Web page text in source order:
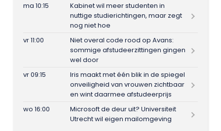
ma 10:15
Kabinet wil meer studenten in
nuttige studierichtingen, maar zegt
nog niet hoe
vr 11:00
Niet overal code rood op Avans:
sommige afstudeerzittingen gingen
wel door
vr 09:15
Iris maakt met één blik in de spiegel
onveiligheid van vrouwen zichtbaar
en wint daarmee afstudeerprijs
wo 16:00
Microsoft de deur uit? Universiteit
Utrecht wil eigen mailomgeving